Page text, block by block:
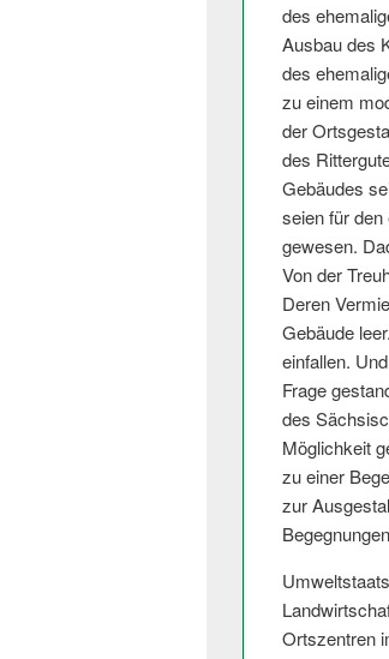
des
Ausbau des
des
zu einem
der
des
Gebäudes
seien für
gewesen.
Von der
Deren
Gebäude
einfallen.
Frage
des
Möglichkeit
zu einer
zur
Ortszentren